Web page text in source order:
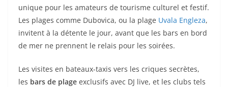
unique pour les amateurs de tourisme culturel et festif.
Les plages comme Dubovica, ou la plage Uvala Engleza,
invitent à la détente le jour, avant que les bars en bord
de mer ne prennent le relais pour les soirées.
Les visites en bateaux-taxis vers les criques secrètes,
les bars de plage exclusifs avec DJ live, et les clubs tels